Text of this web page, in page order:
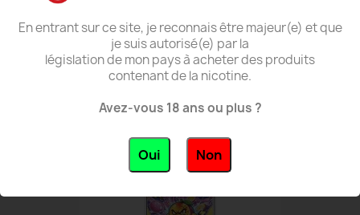
Mixed Berry - Crazy Puff -...
8,99 €
En entrant sur ce site, je reconnais être majeur(e) et que
je suis autorisé(e) par la
législation de mon pays à acheter des produits
contenant de la nicotine.
Avez-vous 18 ans ou plus ?
Oui Non